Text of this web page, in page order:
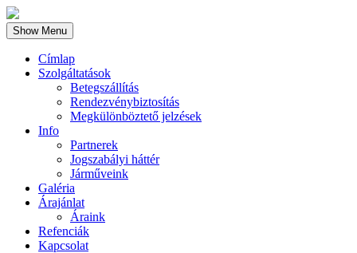
Show Menu
Címlap
Szolgáltatások
Betegszállítás
Rendezvénybiztosítás
Megkülönböztető jelzések
Info
Partnerek
Jogszabályi háttér
Járműveink
Galéria
Árajánlat
Áraink
Refenciák
Kapcsolat